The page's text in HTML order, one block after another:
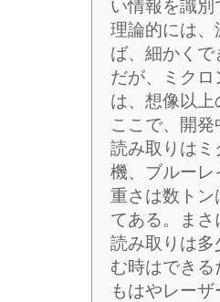
い情報を識
理論的には、
ば、細かくで
だが、ミク
は、想像以上
ここで、開
読み取りは
機、ブルー
重さは数ト
てある。まさ
読み取りは
む時はでき
もはやレー